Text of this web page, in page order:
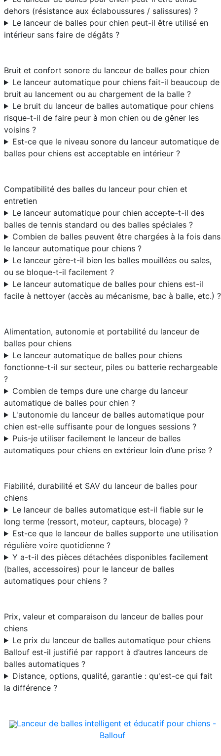
dehors (résistance aux éclaboussures / salissures) ?
Le lanceur de balles pour chien peut-il être utilisé en
intérieur sans faire de dégâts ?
Bruit et confort sonore du lanceur de balles pour chien
Le lanceur automatique pour chiens fait-il beaucoup de
bruit au lancement ou au chargement de la balle ?
Le bruit du lanceur de balles automatique pour chiens
risque-t-il de faire peur à mon chien ou de gêner les
voisins ?
Est-ce que le niveau sonore du lanceur automatique de
balles pour chiens est acceptable en intérieur ?
Compatibilité des balles du lanceur pour chien et
entretien
Le lanceur automatique pour chien accepte-t-il des
balles de tennis standard ou des balles spéciales ?
Combien de balles peuvent être chargées à la fois dans
le lanceur automatique pour chiens ?
Le lanceur gère-t-il bien les balles mouillées ou sales,
ou se bloque-t-il facilement ?
Le lanceur automatique de balles pour chiens est-il
facile à nettoyer (accès au mécanisme, bac à balle, etc.) ?
Alimentation, autonomie et portabilité du lanceur de
balles pour chiens
Le lanceur automatique de balles pour chiens
fonctionne-t-il sur secteur, piles ou batterie rechargeable
?
Combien de temps dure une charge du lanceur
automatique de balles pour chien ?
L'autonomie du lanceur de balles automatique pour
chien est-elle suffisante pour de longues sessions ?
Puis-je utiliser facilement le lanceur de balles
automatiques pour chiens en extérieur loin d’une prise ?
Fiabilité, durabilité et SAV du lanceur de balles pour
chiens
Le lanceur de balles automatique est-il fiable sur le
long terme (ressort, moteur, capteurs, blocage) ?
Est-ce que le lanceur de balles supporte une utilisation
régulière voire quotidienne ?
Y a-t-il des pièces détachées disponibles facilement
(balles, accessoires) pour le lanceur de balles
automatiques pour chiens ?
Prix, valeur et comparaison du lanceur de balles pour
chiens
Le prix du lanceur de balles automatique pour chiens
Ballouf est-il justifié par rapport à d’autres lanceurs de
balles automatiques ?
Distance, options, qualité, garantie : qu'est-ce qui fait
la différence ?
Lanceur de balles intelligent et éducatif pour chiens -
Ballouf